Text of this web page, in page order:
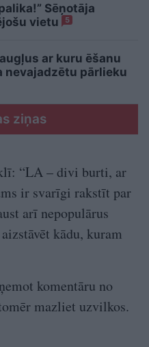
Sēņotāja
vietu
5
ar kuru ēšanu
nevajadzētu pārlieku
ziņas
“LA – divi burti, ar
ir svarīgi rakstīt par
arī nepopulārus
kādu, kuram
komentāru no
mazliet uzvilkos.